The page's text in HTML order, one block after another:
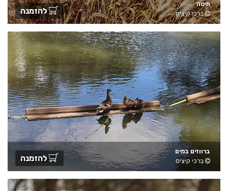
חיטה
ברכי קיציס
להזמנה
ברווזים במים
ברכי קיציס
להזמנה